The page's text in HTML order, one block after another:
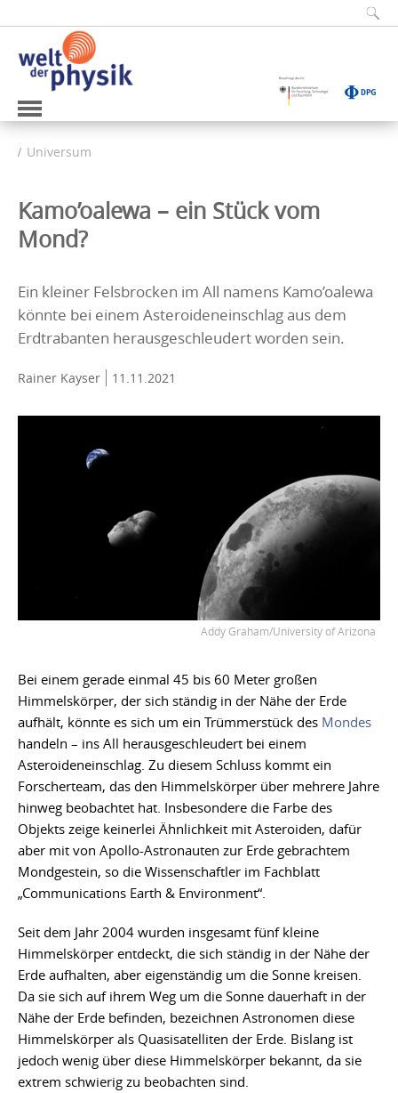
Universum
Kamo’oalewa – ein Stück vom
Mond?
Ein kleiner Felsbrocken im All namens Kamo’oalewa
könnte bei einem Asteroideneinschlag aus dem
Erdtrabanten herausgeschleudert worden sein.
Rainer Kayser 11.11.2021
Addy Graham/University of Arizona
Bei einem gerade einmal 45 bis 60 Meter großen
Himmelskörper, der sich ständig in der Nähe der Erde
aufhält, könnte es sich um ein Trümmerstück des Mondes
handeln – ins All herausgeschleudert bei einem
Asteroideneinschlag. Zu diesem Schluss kommt ein
Forscherteam, das den Himmelskörper über mehrere Jahre
hinweg beobachtet hat. Insbesondere die Farbe des
Objekts zeige keinerlei Ähnlichkeit mit Asteroiden, dafür
aber mit von Apollo-Astronauten zur Erde gebrachtem
Mondgestein, so die Wissenschaftler im Fachblatt
„Communications Earth & Environment“.
Seit dem Jahr 2004 wurden insgesamt fünf kleine
Himmelskörper entdeckt, die sich ständig in der Nähe der
Erde aufhalten, aber eigenständig um die Sonne kreisen.
Da sie sich auf ihrem Weg um die Sonne dauerhaft in der
Nähe der Erde befinden, bezeichnen Astronomen diese
Himmelskörper als Quasisatelliten der Erde. Bislang ist
jedoch wenig über diese Himmelskörper bekannt, da sie
extrem schwierig zu beobachten sind.